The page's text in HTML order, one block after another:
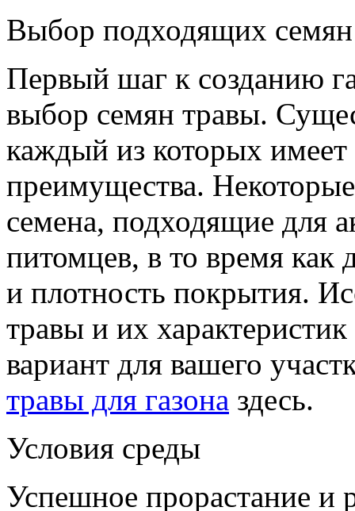
Выбор подходящих семян
Первый шаг к созданию
выбор семян травы.
каждый из которых
преимущества.
семена, подходящие для
питомцев, в то время
и плотность покрытия.
травы и их
вариант для вашего
травы для газона здесь.
Условия среды
Успешное прорастание и